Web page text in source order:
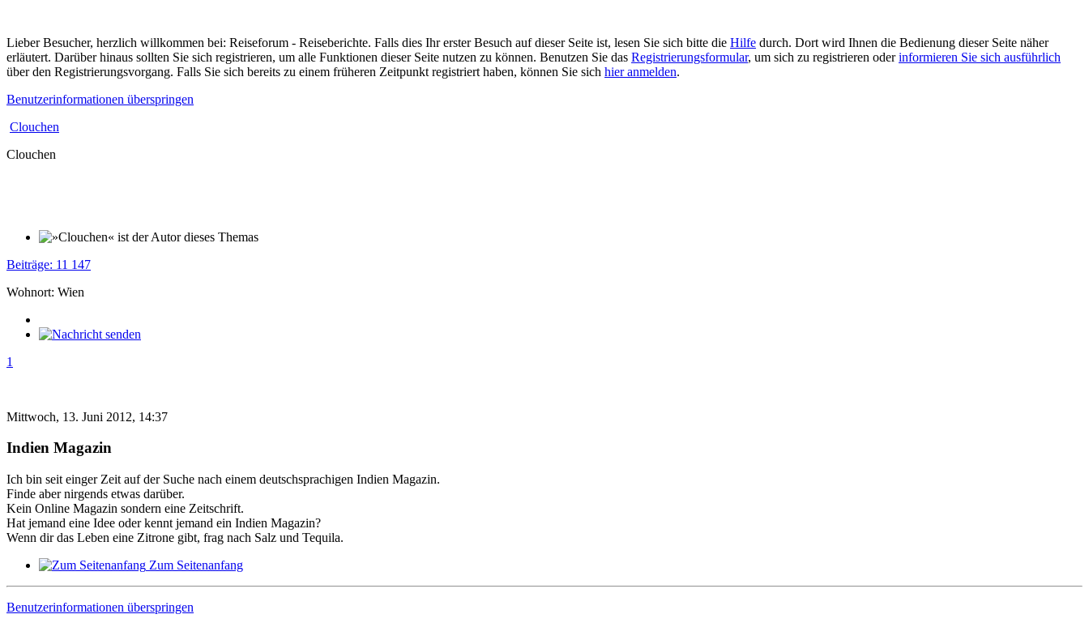
Lieber Besucher, herzlich willkommen bei: Reiseforum - Reiseberichte. Falls dies Ihr erster Besuch auf dieser Seite ist, lesen Sie sich bitte die Hilfe durch. Dort wird Ihnen die Bedienung dieser Seite näher
erläutert. Darüber hinaus sollten Sie sich registrieren, um alle Funktionen dieser Seite nutzen zu können. Benutzen Sie das Registrierungsformular, um sich zu registrieren oderinformieren Sie sich ausführlich
über den Registrierungsvorgang. Falls Sie sich bereits zu einem früheren Zeitpunkt registriert haben, können Sie sich hier anmelden.
Benutzerinformationen überspringen
Clouchen
Clouchen
Beiträge: 11 147
Wohnort: Wien
1
Mittwoch, 13. Juni 2012, 14:37
Indien Magazin
Ich bin seit einger Zeit auf der Suche nach einem deutschsprachigen Indien Magazin.
Finde aber nirgends etwas darüber.
Kein Online Magazin sondern eine Zeitschrift.
Hat jemand eine Idee oder kennt jemand ein Indien Magazin?
Wenn dir das Leben eine Zitrone gibt, frag nach Salz und Tequila.
Zum Seitenanfang
Benutzerinformationen überspringen